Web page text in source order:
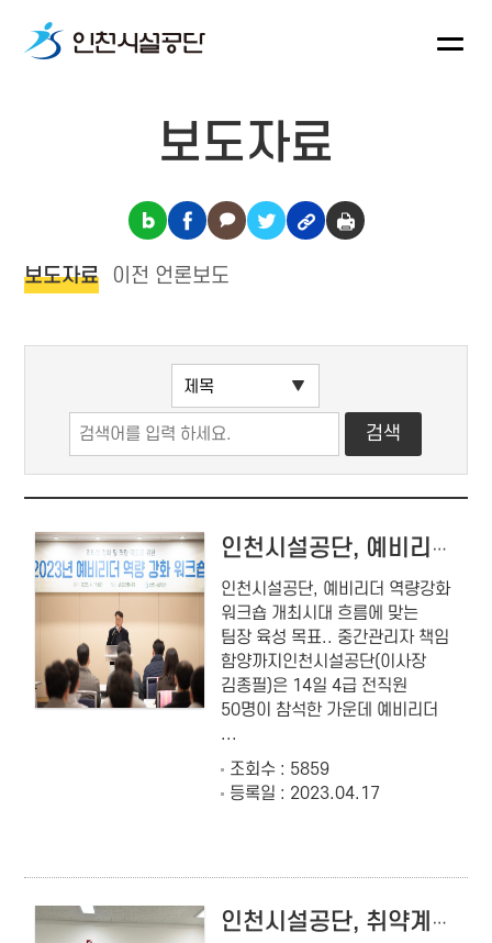
보도자료
보도자료 이전 언론보도
인천시설공단, 예비리더 역량강화 워크숍 개최
인천시설공단, 예비리더 역량강화
워크숍 개최시대 흐름에 맞는
팀장 육성 목표.. 중간관리자 책임
함양까지인천시설공단(이사장
김종필)은 14일 4급 전직원
50명이 참석한 가운데 예비리더
...
조회수 : 5859
등록일 : 2023.04.17
인천시설공단, 취약계층에 친환경 사회공헌 물품 전달